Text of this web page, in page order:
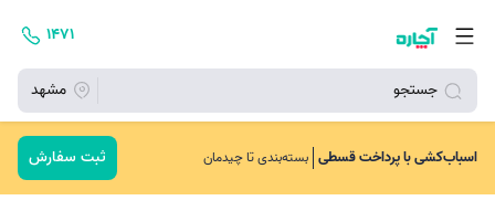
جستجو مشهد
۱۴۷۱
اسباب‌کشی با پرداخت قسطی بسته‌بندی تا چیدمان ثبت سفارش